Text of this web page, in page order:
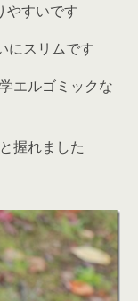
やすいです
にスリムです
エルゴミックな
握れました